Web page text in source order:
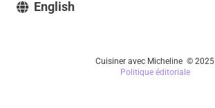
English
Cuisiner avec Micheline © 2025
Politique éditoriale